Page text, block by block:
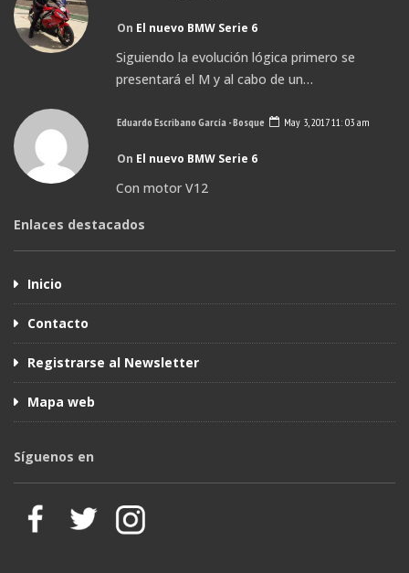
On El nuevo BMW Serie 6
Siguiendo la evolución lógica primero se
presentará el M y al cabo de un…
Eduardo Escribano García - Bosque May 3, 2017 11: 03 am
On El nuevo BMW Serie 6
Con motor V12
Enlaces destacados
Inicio
Contacto
Registrarse al Newsletter
Mapa web
Síguenos en